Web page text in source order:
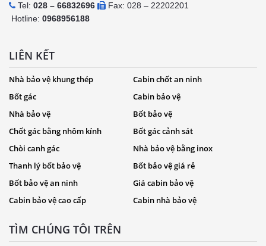
Tel: 028 – 66832696
Fax: 028 – 22202201
Hotline: 0968956188
LIÊN KẾT
Nhà bảo vệ khung thép
Cabin chốt an ninh
Bốt gác
Cabin bảo vệ
Nhà bảo vệ
Bốt bảo vệ
Chốt gác bằng nhôm kính
Bốt gác cảnh sát
Chòi canh gác
Nhà bảo vệ bằng inox
Thanh lý bốt bảo vệ
Bốt bảo vệ giá rẻ
Bốt bảo vệ an ninh
Giá cabin bảo vệ
Cabin bảo vệ cao cấp
Cabin nhà bảo vệ
TÌM CHÚNG TÔI TRÊN